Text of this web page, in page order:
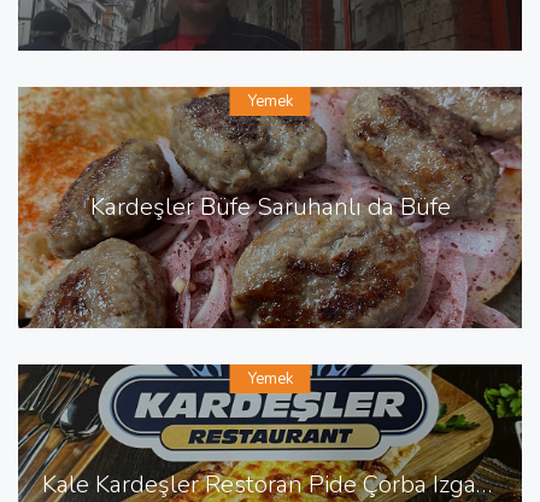
Kardeşler Büfe Saruhanlı da Büfe
Yemek
Kale Kardeşler Restoran Pide Çorba Izgara Sulu Yemek
Yemek